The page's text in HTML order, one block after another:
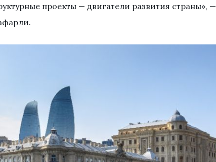
проекты — двигатели развития страны», —